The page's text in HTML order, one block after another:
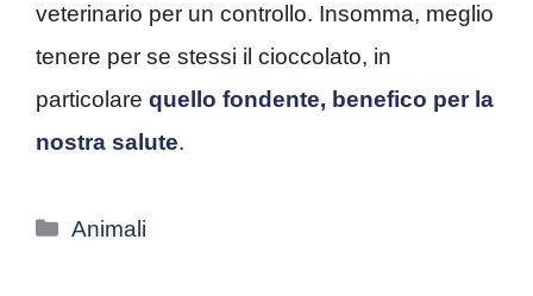
veterinario per un controllo. Insomma, meglio
tenere per se stessi il cioccolato, in
particolare quello fondente, benefico per la
nostra salute.
Categorie
Animali